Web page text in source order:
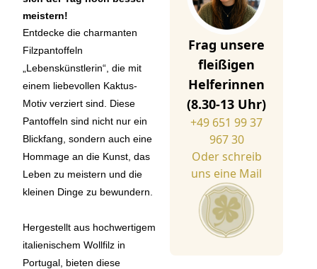
meistern!
Entdecke die charmanten
Filzpantoffeln
„Lebenskünstlerin“, die mit
einem liebevollen Kaktus-
Motiv verziert sind. Diese
Pantoffeln sind nicht nur ein
Blickfang, sondern auch eine
Hommage an die Kunst, das
Leben zu meistern und die
kleinen Dinge zu bewundern.
Hergestellt aus hochwertigem
italienischem Wollfilz in
Portugal, bieten diese
Frag unsere
fleißigen
Helferinnen
(8.30-13 Uhr)
+49 651 99 37
967 30
Oder schreib
uns eine Mail